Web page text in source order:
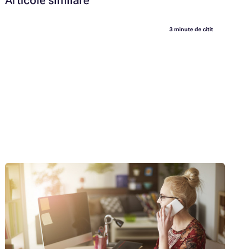
3 minute de citit
Cum să configurați un birou modern la domiciliu și să
alegeți echipamentul potrivit pentru acesta?
Munca de acasă (așa-numitul homeoffice) devine un beneficiu extins.
Biroul de acasă nu mai este doar domeniul experților independenți, ci
este, de asemenea, din ce în ce mai utilizat de angajații obișnuiți.
Deseori petrecem zeci de ore pe săptămână la biroul de acasă. Prin
urmare, este important să ne putem concentra bine în el și ca
Articolul complet »